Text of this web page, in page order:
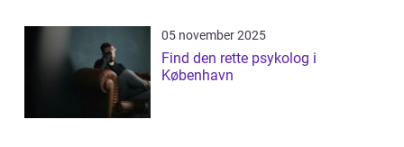
05 november 2025
Find den rette psykolog i
København